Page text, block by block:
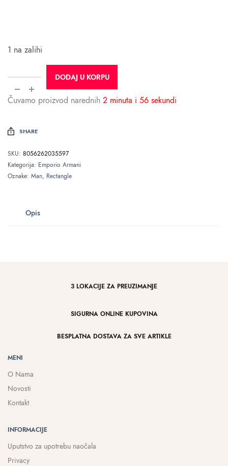
1 na zalihi
DODAJ U KORPU
Čuvamo proizvod narednih 2 minuta i 56 sekundi
SHARE
SKU: 8056262035597
Kategorija: Emporio Armani
Oznake: Man, Rectangle
Opis
3 LOKACIJE ZA PREUZIMANJE
SIGURNA ONLINE KUPOVINA
BESPLATNA DOSTAVA ZA SVE ARTIKLE
MENI
O Nama
Novosti
Kontakt
INFORMACIJE
Uputstvo za upotrebu naočala
Privacy